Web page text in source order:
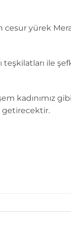
cesur yürek
ile
kadınımız gibi
getirecektir.